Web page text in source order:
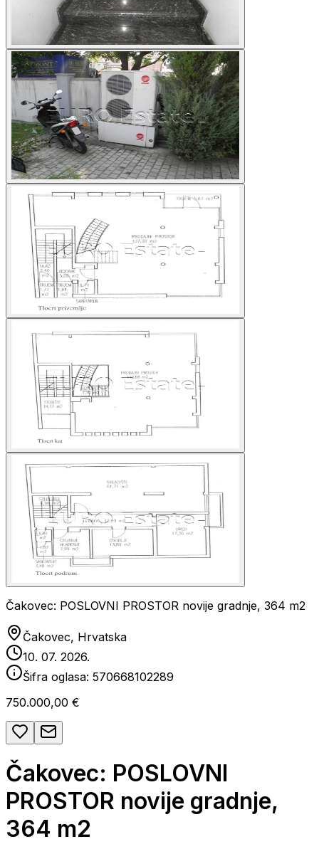
Čakovec: POSLOVNI PROSTOR novije gradnje, 364 m2
Čakovec, Hrvatska
10. 07. 2026.
Šifra oglasa: 570668102289
750.000,00 €
Čakovec: POSLOVNI
PROSTOR novije gradnje,
364 m2